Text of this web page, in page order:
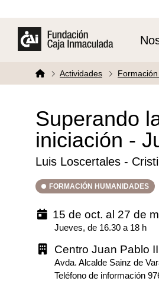
Actividades
Superando
iniciación -
Luis Loscertales -
FORMACIÓN HUMANIDADES
15 de oct. al 27 de
Jueves, de 16.30 a 18 h
Centro Juan Pablo II
Avda. Alcalde Sainz de
Teléfono de información